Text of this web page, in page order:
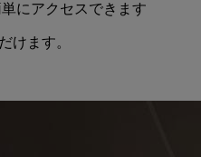
にアクセスできます
けます。